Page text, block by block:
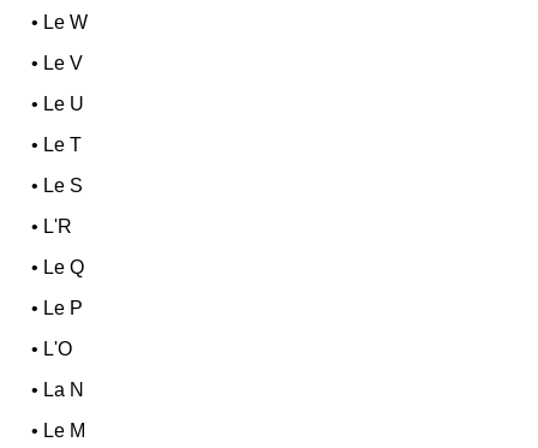
• Le W
• Le V
• Le U
• Le T
• Le S
• L'R
• Le Q
• Le P
• L'O
• La N
• Le M